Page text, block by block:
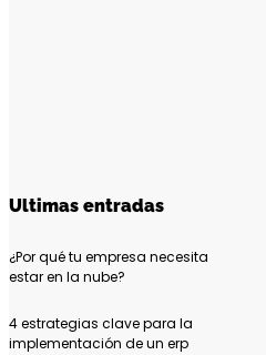
Ultimas entradas
¿Por qué tu empresa necesita
estar en la nube?
4 estrategias clave para la
implementación de un erp